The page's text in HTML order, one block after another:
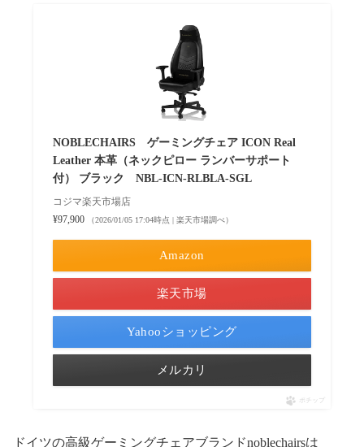
NOBLECHAIRS ゲーミングチェア ICON Real
Leather 本革（ネックピロー ランバーサポート
付） ブラック NBL-ICN-RLBLA-SGL
コジマ楽天市場店
¥97,900
（2026/01/05 17:04時点 | 楽天市場調べ）
Amazon
楽天市場
Yahooショッピング
メルカリ
ポチップ
ドイツの高級ゲーミングチェアブランドnoblechairsは